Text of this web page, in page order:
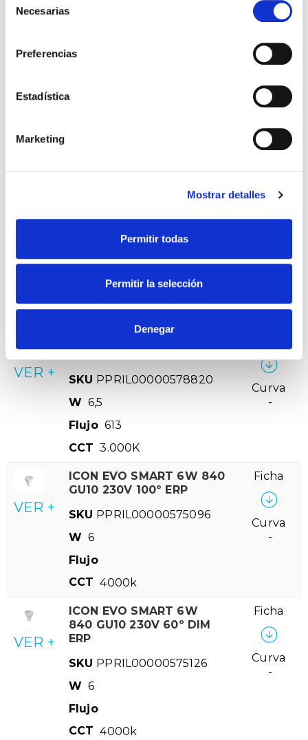
Necesarias
Preferencias
Estadística
Marketing
Mostrar detalles
Permitir todas
Permitir la selección
Denegar
VER +
ICON EVO SMART 6W
Ficha
Curva
GU10 230V 60º ERP
PPRIL00000575034
W 6
CCT 3000k
-
VER +
SKU PPRIL00000578820
W 6,5
Flujo 613
CCT 3.000K
Curva
-
VER +
ICON EVO SMART 6W 840
GU10 230V 100º ERP
SKU PPRIL00000575096
W 6
Flujo
CCT 4000k
Ficha
Curva
-
VER +
ICON EVO SMART 6W
840 GU10 230V 60º DIM
ERP
SKU PPRIL00000575126
W 6
Flujo
CCT 4000k
Ficha
Curva
-